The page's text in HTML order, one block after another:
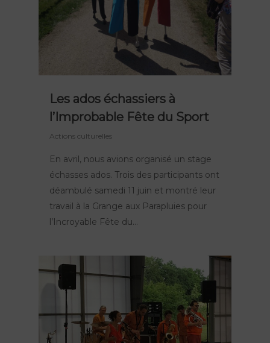
Les ados échassiers à
l’Improbable Fête du Sport
Actions culturelles
En avril, nous avions organisé un stage
échasses ados. Trois des participants ont
déambulé samedi 11 juin et montré leur
travail à la Grange aux Parapluies pour
l’Incroyable Fête du…